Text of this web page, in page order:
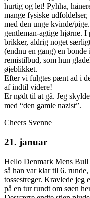
hurtig og let! Pyhha,
mange fysiske
med den unge kvinde/
gentleman-agtige hjørne. I
brikker, aldrig noget
(endnu en gang) en
remistilbud, som hun
øjeblikket.
Efter vi fulgtes pænt ad i
af indtil videre!
Er nødt til at gå. Jeg
med “den gamle nazist”.
Cheers Svenne
21. januar
Hello Denmark Mens Bull
så han var klar til 6.
tossestreger. Kravlede jeg
på en tur rundt om søen